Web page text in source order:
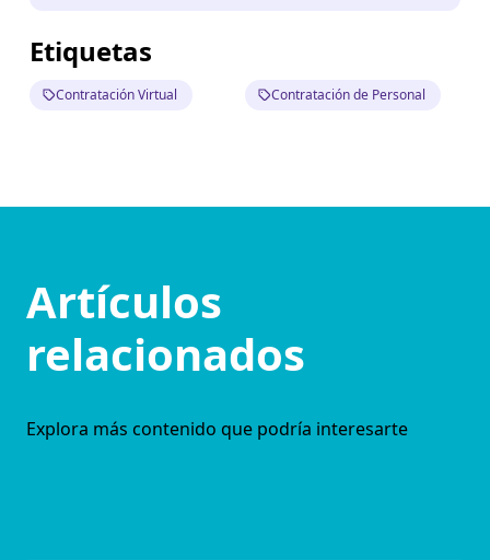
Etiquetas
Contratación Virtual Contratación de Personal
Artículos
relacionados
Explora más contenido que podría interesarte